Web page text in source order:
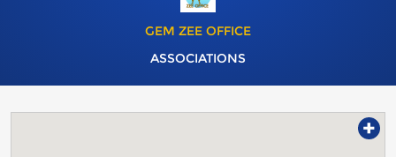
GEM ZEE OFFICE
ASSOCIATIONS
+